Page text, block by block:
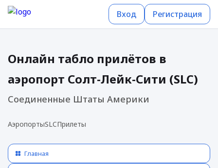
Вход Регистрация
Онлайн табло прилётов в
аэропорт Солт-Лейк-Сити (SLC)
Соединенные Штаты Америки
АэропортыSLCПрилеты
Главная